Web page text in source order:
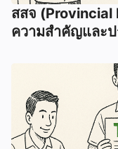
สสจ
ความสำคัญและ